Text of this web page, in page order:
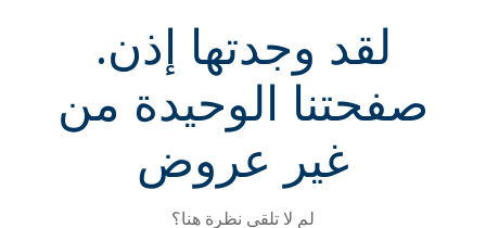
لقد وجدتها إذن.
صفحتنا الوحيدة من
غير عروض
لم لا تلقي نظرة هنا؟